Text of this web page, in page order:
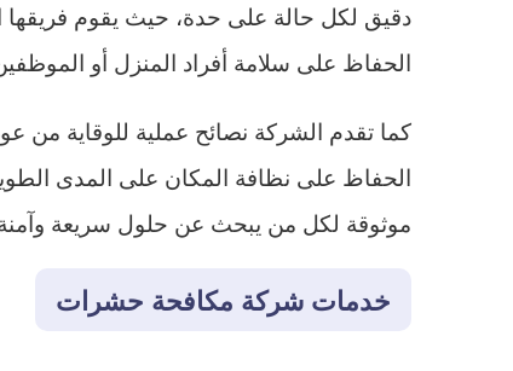
دقيق لكل حالة على حدة، حيث يقوم
الحفاظ على سلامة أفراد المنزل أو
كما تقدم الشركة نصائح عملية للوقاية
الحفاظ على نظافة المكان على المدى
موثوقة لكل من يبحث عن حلول سريعة
خدمات شركة مكافحة حشرات